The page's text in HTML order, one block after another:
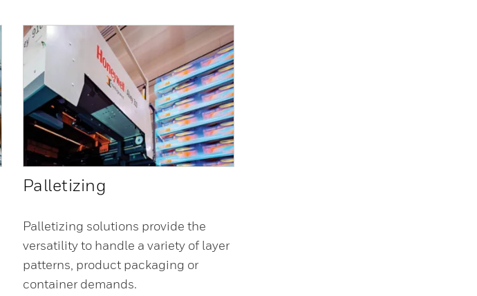
Palletizing
Palletizing solutions provide the
versatility to handle a variety of layer
patterns, product packaging or
container demands.